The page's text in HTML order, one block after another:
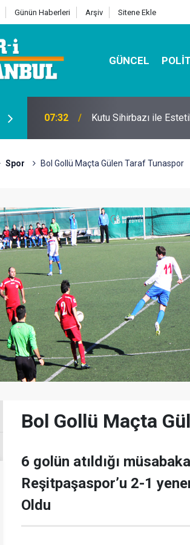
Günün Haberleri Arşiv Sitene Ekle
GÜNCEL
07:32 Kutu Sihirbazı ile
Spor Bol Gollü Maçta Gülen Taraf Tunaspor
Bol Gollü Maçta
6 golün atıldığı
Reşitpaşaspor’u 2-1
Oldu